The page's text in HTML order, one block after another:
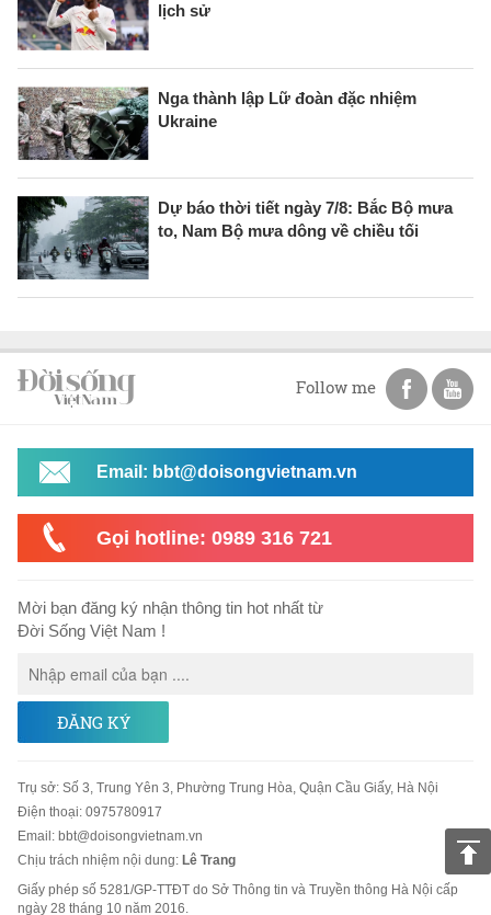
lịch sử
Nga thành lập Lữ đoàn đặc nhiệm
Ukraine
Dự báo thời tiết ngày 7/8: Bắc Bộ mưa
to, Nam Bộ mưa dông về chiều tối
Follow me
Email: bbt@doisongvietnam.vn
Gọi hotline: 0989 316 721
Mời bạn đăng ký nhận thông tin hot nhất từ
Đời Sống Việt Nam !
ĐĂNG KÝ
Trụ sở: Số 3, Trung Yên 3, Phường Trung Hòa, Quận Cầu Giấy, Hà Nội
Điện thoại: 0975780917
Email : bbt@doisongvietnam.vn
Chịu trách nhiệm nội dung: Lê Trang
Giấy phép số 5281/GP-TTĐT do Sở Thông tin và Truyền thông Hà Nội cấp
ngày 28 tháng 10 năm 2016.